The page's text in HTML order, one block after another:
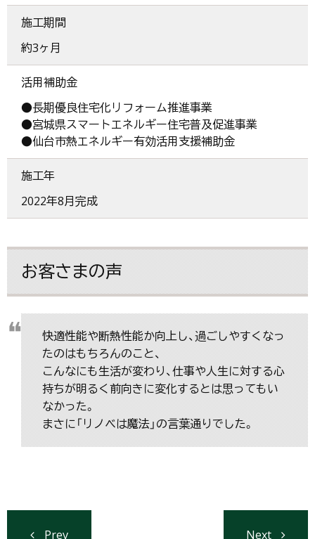
施工期間
約3ヶ月
活用補助金
●長期優良住宅化リフォーム推進事業
●宮城県スマートエネルギー住宅普及促進事業
●仙台市熱エネルギー有効活用支援補助金
施工年
2022年8月完成
お客さまの声
快適性能や断熱性能か向上し、過ごしやすくなっ
たのはもちろんのこと、
こんなにも生活が変わり、仕事や人生に対する心
持ちが明るく前向きに変化するとは思ってもい
なかった。
まさに「リノベは魔法」の言葉通りでした。
Prev Next